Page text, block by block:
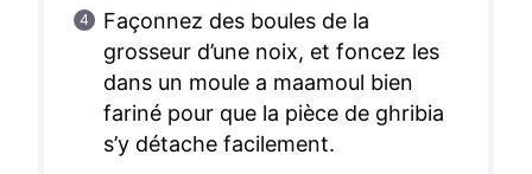
Façonnez des boules de la
grosseur d’une noix, et foncez les
dans un moule a maamoul bien
fariné pour que la pièce de ghribia
s’y détache facilement.